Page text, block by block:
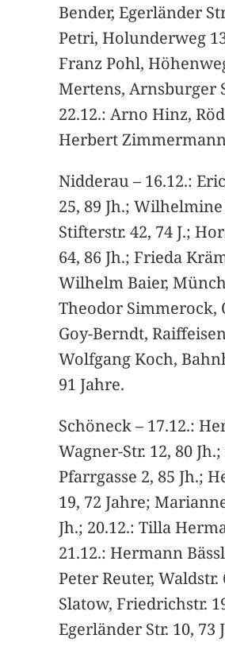
Bender, Egerländer
Petri, Holunderweg
Franz Pohl,
Mertens, Arnsburger
22.12.: Arno Hinz,
Herbert
Nidderau – 16.12.:
25, 89 Jh.;
Stifterstr. 42, 74 J.;
64, 86 Jh.; Frieda
Wilhelm Baier,
Theodor Simmerock,
Goy-Berndt,
Wolfgang Koch,
91 Jahre.
Schöneck – 17.12.:
Wagner-Str. 12, 80
Pfarrgasse 2, 85 Jh.;
19, 72 Jahre;
Jh.; 20.12.: Tilla
21.12.: Hermann
Peter Reuter,
Slatow, Friedrichstr.
Egerländer Str. 10, 73